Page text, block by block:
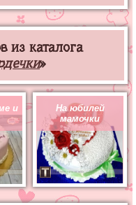
из каталога
»
и
На юбилей
мамочки